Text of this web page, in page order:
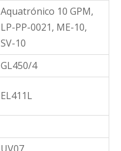
Aquatrónico 10 GPM,
LP-PP-0021, ME-10,
SV-10
GL450/4
EL411L